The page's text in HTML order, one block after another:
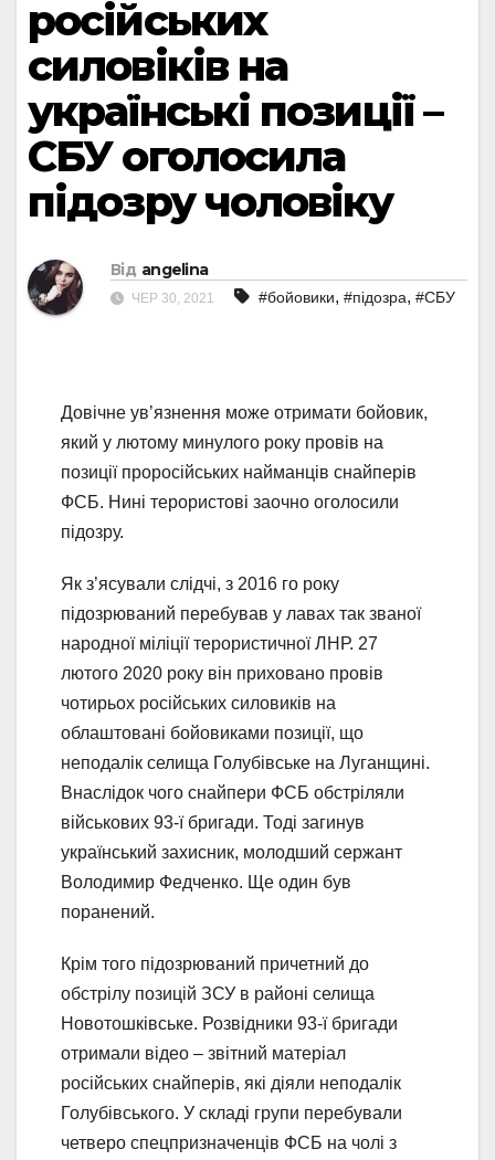
російських
силовіків на
українські позиції –
СБУ оголосила
підозру чоловіку
Від angelina
ЧЕР 30, 2021 #бойовики, #підозра, #СБУ
Довічне ув’язнення може отримати бойовик,
який у лютому минулого року провів на
позиції проросійських найманців снайперів
ФСБ. Нині терористові заочно оголосили
підозру.
Як з’ясували слідчі, з 2016 го року
підозрюваний перебував у лавах так званої
народної міліції терористичної ЛНР. 27
лютого 2020 року він приховано провів
чотирьох російських силовиків на
облаштовані бойовиками позиції, що
неподалік селища Голубівське на Луганщині.
Внаслідок чого снайпери ФСБ обстріляли
військових 93-ї бригади. Тоді загинув
український захисник, молодший сержант
Володимир Федченко. Ще один був
поранений.
Крім того підозрюваний причетний до
обстрілу позицій ЗСУ в районі селища
Новотошківське. Розвідники 93-ї бригади
отримали відео – звітний матеріал
російських снайперів, які діяли неподалік
Голубівського. У складі групи перебували
четверо спецпризначенців ФСБ на чолі з